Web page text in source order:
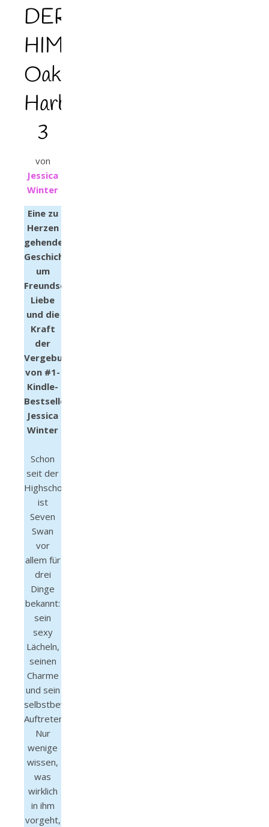
DER
HIMMEL
Oak
Harbor
3
von
Jessica
Winter
Eine zu
Herzen
gehende
Geschichte
um
Freundschaft,
Liebe
und die
Kraft
der
Vergebung
von #1-
Kindle-
Bestsellerautorin
Jessica
Winter
Schon
seit der
Highschool
ist
Seven
Swan
vor
allem für
drei
Dinge
bekannt:
sein
sexy
Lächeln,
seinen
Charme
und sein
selbstbewusstes
Auftreten.
Nur
wenige
wissen,
was
wirklich
in ihm
vorgeht,